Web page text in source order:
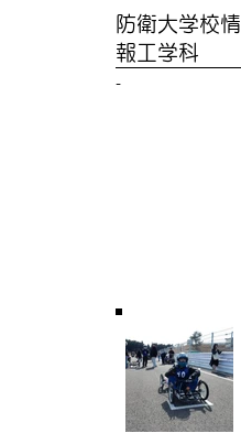
防衛大学校情
報工学科
-